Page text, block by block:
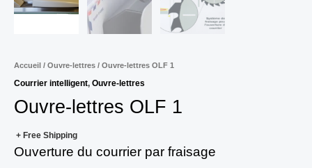
Accueil / Ouvre-lettres / Ouvre-lettres OLF 1
Courrier intelligent, Ouvre-lettres
Ouvre-lettres OLF 1
+ Free Shipping
Ouverture du courrier par fraisage